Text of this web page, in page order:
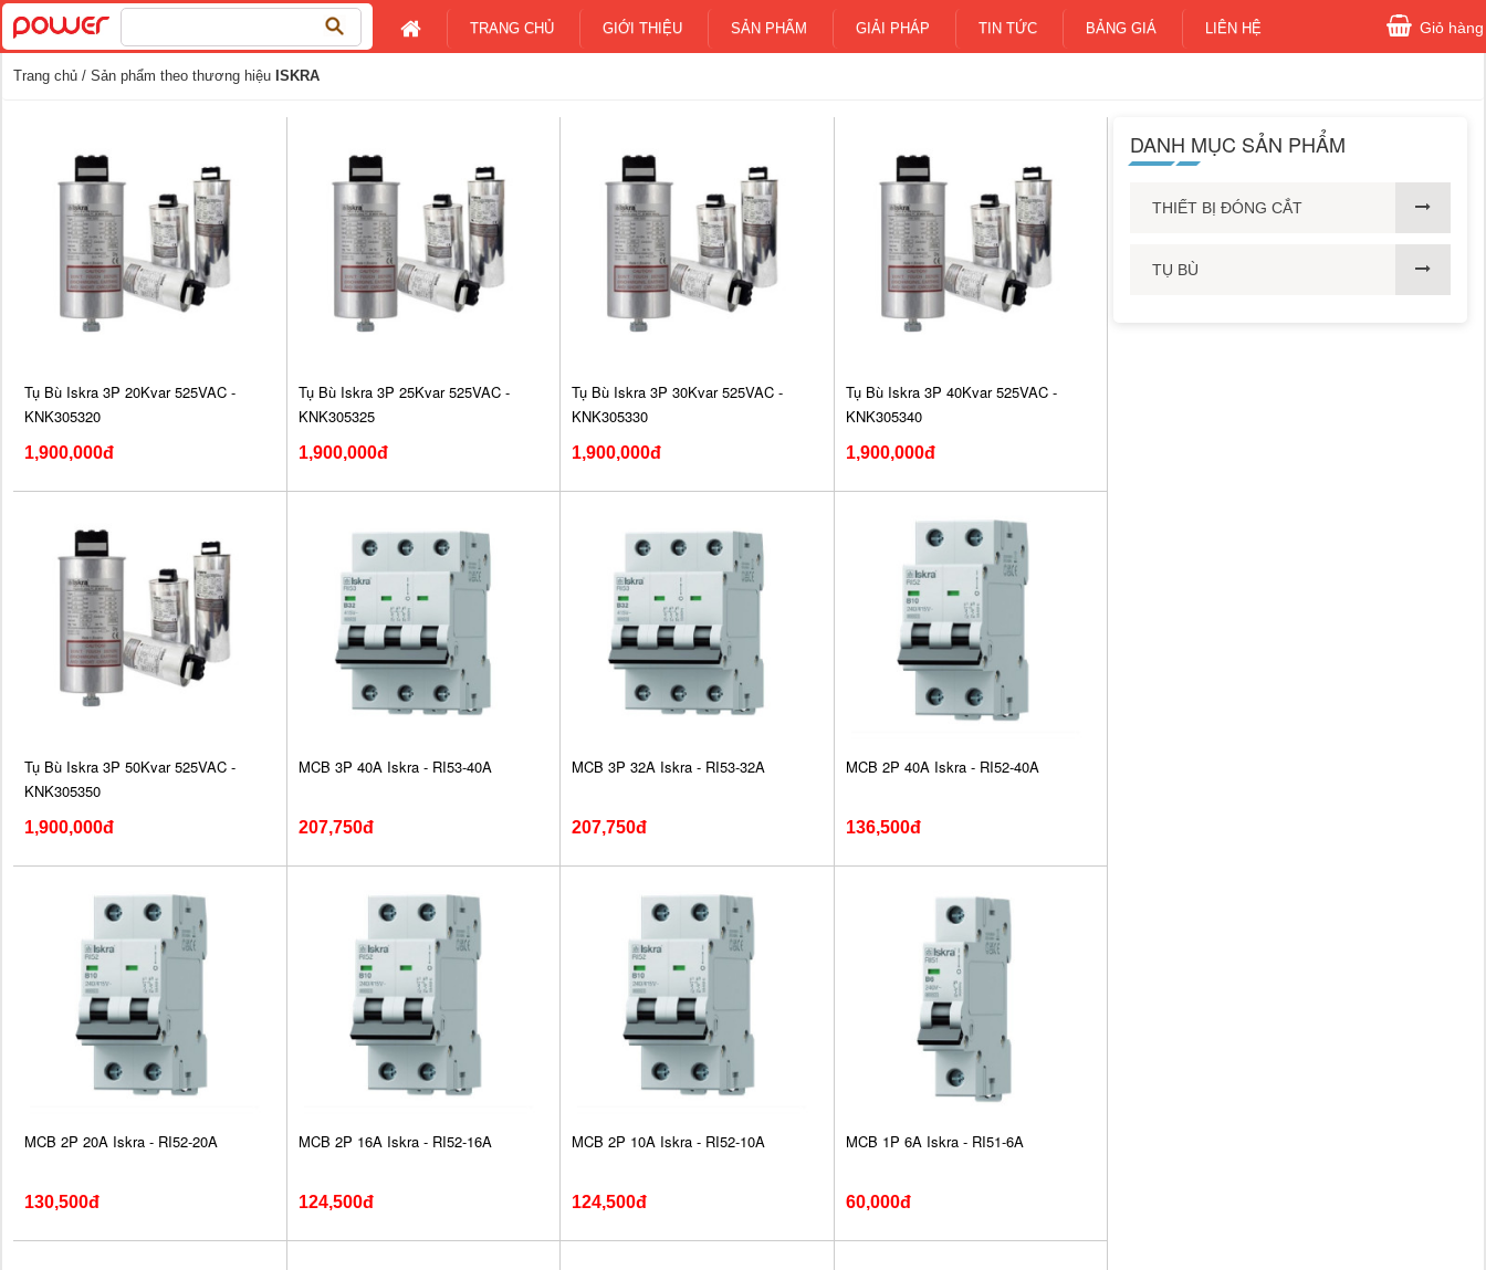
kiếm
cho:
TRANG CHỦ GIỚI THIỆU SẢN PHẨM GIẢI PHÁP TIN TỨC BẢNG GIÁ LIÊN HỆ Giỏ hàng
Trang chủ / Sản phẩm theo thương hiệu ISKRA
Tụ Bù Iskra 3P 20Kvar 525VAC -
KNK305320
1,900,000đ
Tụ Bù Iskra 3P 25Kvar 525VAC -
KNK305325
1,900,000đ
Tụ Bù Iskra 3P 30Kvar 525VAC -
KNK305330
1,900,000đ
Tụ Bù Iskra 3P 40Kvar 525VAC -
KNK305340
1,900,000đ
Tụ Bù Iskra 3P 50Kvar 525VAC -
KNK305350
1,900,000đ
MCB 3P 40A Iskra - RI53-40A
207,750đ
MCB 3P 32A Iskra - RI53-32A
207,750đ
MCB 2P 40A Iskra - RI52-40A
136,500đ
MCB 2P 20A Iskra - RI52-20A
130,500đ
MCB 2P 16A Iskra - RI52-16A
124,500đ
MCB 2P 10A Iskra - RI52-10A
124,500đ
MCB 1P 6A Iskra - RI51-6A
60,000đ
DANH MỤC SẢN PHẨM
THIẾT BỊ ĐÓNG CẮT
TỤ BÙ